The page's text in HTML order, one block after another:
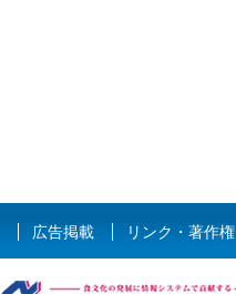
広告掲載 リンク・著作権